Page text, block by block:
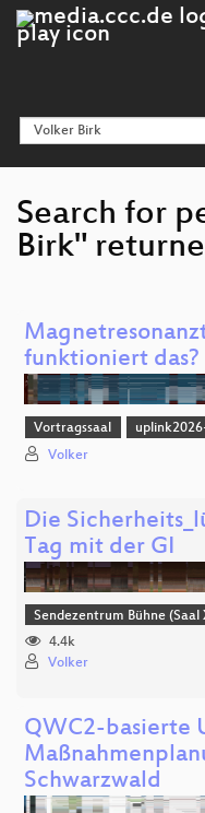
Search for
Birk"
funktioniert das?
Vortragssaal
Volker
Die
Tag mit der GI
Sendezentrum Bühne (Saal
4.4k
Volker
QWC2-basierte
Schwarzwald